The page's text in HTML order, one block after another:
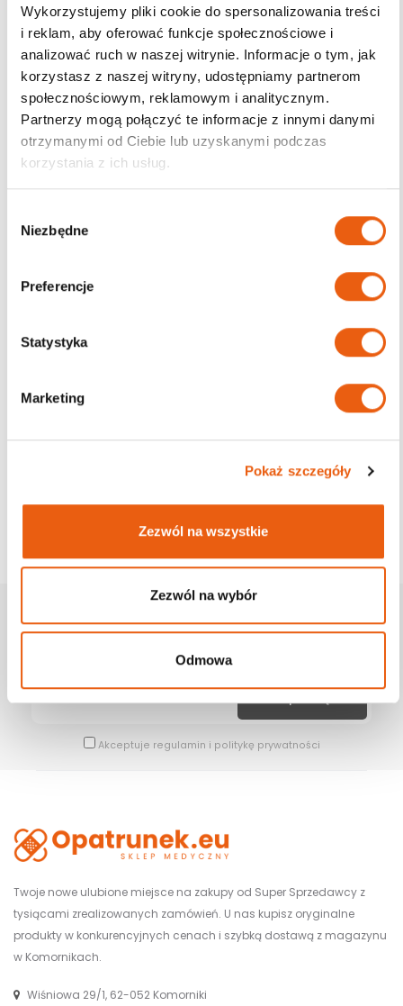
Wykorzystujemy pliki cookie do spersonalizowania treści
i reklam, aby oferować funkcje społecznościowe i
analizować ruch w naszej witrynie. Informacje o tym, jak
korzystasz z naszej witryny, udostępniamy partnerom
społecznościowym, reklamowym i analitycznym.
Partnerzy mogą połączyć te informacje z innymi danymi
otrzymanymi od Ciebie lub uzyskanymi podczas
korzystania z ich usług.
Niezbędne
Preferencje
Statystyka
Marketing
Pokaż szczegóły
Zezwól na wszystkie
Zezwól na wybór
Odmowa
Darmowa dostawa
od 200zł
Zapisz Się Na Newsletter
Akceptuje regulamin i politykę prywatności
Twoje nowe ulubione miejsce na zakupy od Super Sprzedawcy z
tysiącami zrealizowanych zamówień. U nas kupisz oryginalne
produkty w konkurencyjnych cenach i szybką dostawą z magazynu
w Komornikach.
Wiśniowa 29/1, 62-052 Komorniki